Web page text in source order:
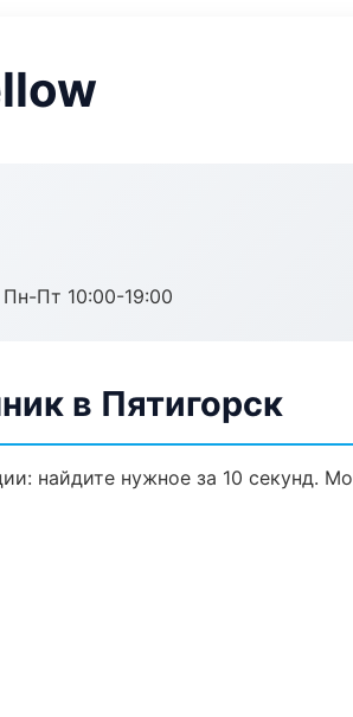
Пт 10:00-19:00
в Пятигорск
найдите нужное за 10 секунд.